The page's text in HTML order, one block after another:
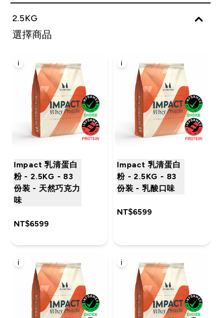
2.5KG
選擇商品
i
Impact 乳清蛋白
粉 - 2.5KG - 83
份装 - 天然巧克力
味
NT$6599‎
i
Impact 乳清蛋白
粉 - 2.5KG - 83
份装 - 乳酸口味
NT$6599‎
i i